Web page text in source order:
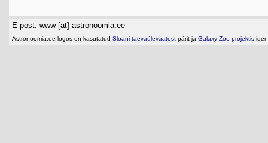
E-post: www [at] astronoomia.ee
Astronoomia.ee logos on kasutatud Sloani taevaülevaatest pärit ja Galaxy Zoo projektis